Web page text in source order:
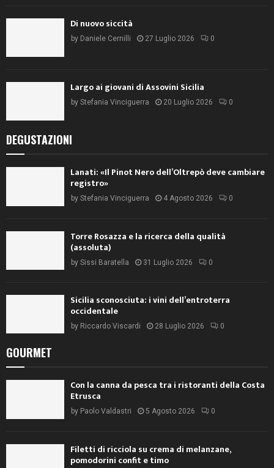
Di nuovo siccità
by Daniele Cernilli 27 Luglio 2026 0
Largo ai giovani di Assovini Sicilia
by Stefania Vinciguerra 20 Luglio 2026 0
DEGUSTAZIONI
Lanati: «Il Pinot Nero dell’Oltrepò deve cambiare
registro»
by Stefania Vinciguerra 4 Agosto 2026 0
Torre Rosazza e la ricerca della qualità
(assoluta)
by Sissi Baratella 31 Luglio 2026 0
Sicilia sconosciuta: i vini dell’entroterra
occidentale
by Riccardo Viscardi 28 Luglio 2026 0
GOURMET
Con la canna da pesca tra i ristoranti della Costa
Etrusca
by Paolo Valdastri 5 Agosto 2026 0
Filetti di ricciola su crema di melanzane,
pomodorini confit e timo